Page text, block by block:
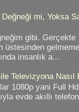
mi, Yoksa
gibi. Gerçekte
üstesinden
insanlık a...
Televizyona Nasıl
1080p yani Full
evde akıllı